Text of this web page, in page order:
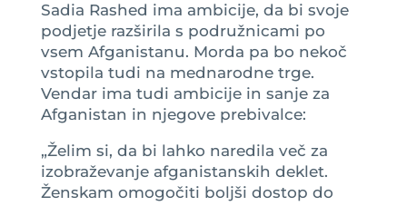
Sadia Rashed ima ambicije, da bi svoje
podjetje razširila s podružnicami po
vsem Afganistanu. Morda pa bo nekoč
vstopila tudi na mednarodne trge.
Vendar ima tudi ambicije in sanje za
Afganistan in njegove prebivalce:
„Želim si, da bi lahko naredila več za
izobraževanje afganistanskih deklet.
Ženskam omogočiti boljši dostop do